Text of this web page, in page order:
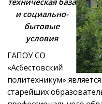
и социально-
бытовые
условия
ГАПОУ СО
«Асбестовский
политехникум»
старейших